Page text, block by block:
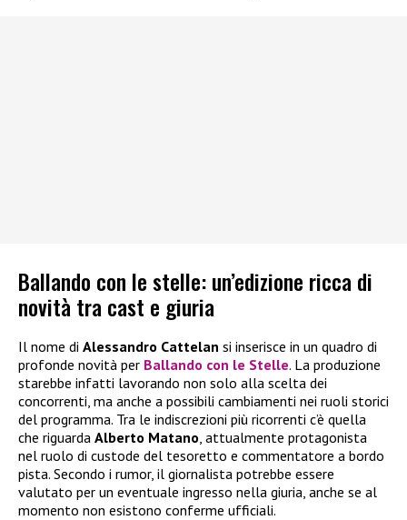
Ballando con le stelle: un’edizione ricca di
novità tra cast e giuria
Il nome di Alessandro Cattelan si inserisce in un quadro di
profonde novità per Ballando con le Stelle. La produzione
starebbe infatti lavorando non solo alla scelta dei
concorrenti, ma anche a possibili cambiamenti nei ruoli storici
del programma. Tra le indiscrezioni più ricorrenti c’è quella
che riguarda Alberto Matano , attualmente protagonista
nel ruolo di custode del tesoretto e commentatore a bordo
pista. Secondo i rumor, il giornalista potrebbe essere
valutato per un eventuale ingresso nella giuria, anche se al
momento non esistono conferme ufficiali.